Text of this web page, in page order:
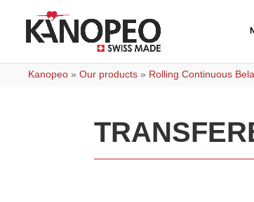
Kanopeo » Our products » Rolling Continuous